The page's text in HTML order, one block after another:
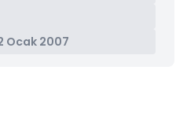
Ocak 2007